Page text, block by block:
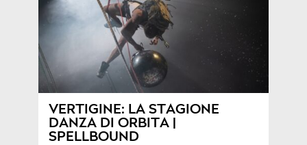
VERTIGINE: LA STAGIONE
DANZA DI ORBITA |
SPELLBOUND